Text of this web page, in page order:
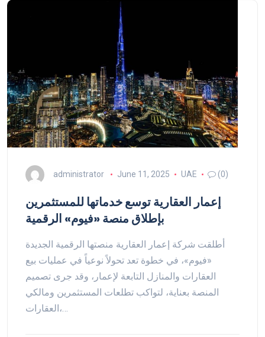
administrator June 11, 2025 UAE (0)
إعمار العقارية توسع خدماتها للمستثمرين
بإطلاق منصة «فيوم» الرقمية
أطلقت شركة إعمار العقارية منصتها الرقمية الجديدة
«فيوم»، في خطوة تعد تحولاً نوعياً في عمليات بيع
العقارات والمنازل التابعة لإعمار، وقد جرى تصميم
المنصة بعناية، لتواكب تطلعات المستثمرين ومالكي
العقارات،…